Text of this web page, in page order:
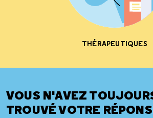
THÉRAPEUTIQUES
VOUS N'AVEZ
TROUVÉ VOTRE